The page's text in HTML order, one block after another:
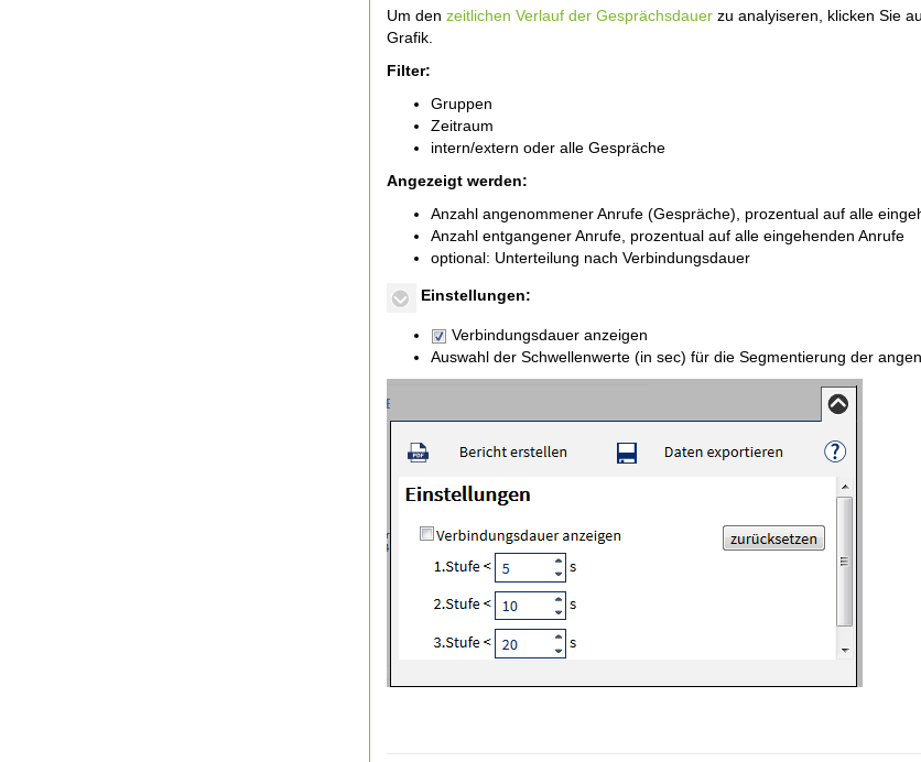
Um den zeitlichen Verlauf der Gesprächsdauer zu analyiseren, klicken Sie
Grafik.
Filter:
Gruppen
Zeitraum
intern/extern oder alle Gespräche
Angezeigt werden:
Anzahl angenommener Anrufe (Gespräche), prozentual auf alle
Anzahl entgangener Anrufe, prozentual auf alle eingehenden Anrufe
optional: Unterteilung nach Verbindungsdauer
Einstellungen:
Verbindungsdauer anzeigen
Auswahl der Schwellenwerte (in sec) für die Segmentierung der